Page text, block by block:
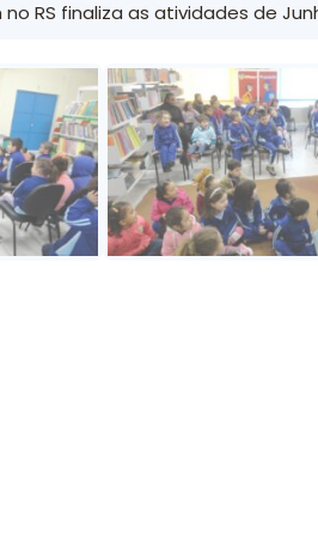
RS finaliza as atividades de